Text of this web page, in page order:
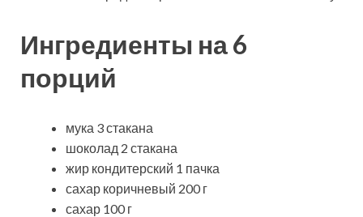
Ингредиенты на 6
порций
мука 3 стакана
шоколад 2 стакана
жир кондитерский 1 пачка
сахар коричневый 200 г
сахар 100 г